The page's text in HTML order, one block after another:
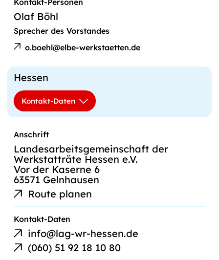
Kontakt-Personen
Olaf Böhl
Sprecher des Vorstandes
o.boehl@elbe-werkstaetten.de
E-
Mail
an
Olaf
Böhl
Hessen
Kontakt-Daten
Anschrift
Landesarbeitsgemeinschaft der
Werkstatträte Hessen e.V.
Vor der Kaserne 6
63571 Gelnhausen
Route planen
Kontakt-Daten
info@lag-wr-hessen.de
E-
Mail-
Link
(060) 51 92 18 10 80
Telefonnummer